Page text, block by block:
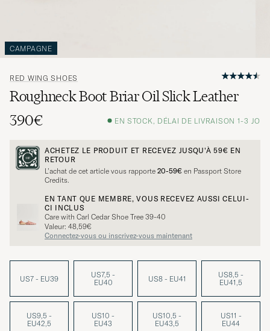
CAMPAGNE
RED WING SHOES
Roughneck Boot Briar Oil Slick Leather
390€
EN STOCK, DÉLAI DE LIVRAISON 1-3 JO
ACHETEZ LE PRODUIT ET RECEVEZ JUSQU'À59€ EN
RETOUR
L’achat de cet article vous rapporte 20-59€ en Passport Store
Credits.
EN TANT QUE MEMBRE, VOUS RECEVEZ AUSSI CELUI-
CI INCLUS
Care with Carl Cedar Shoe Tree 39-40
Valeur: 48,59€
Connectez-vous ou inscrivez-vous maintenant
US7 - EU39
US7,5 -
EU40
US8 - EU41
US8,5 -
EU41,5
US9,5 -
EU42,5
US10 -
EU43
US10,5 -
EU43,5
US11 -
EU44